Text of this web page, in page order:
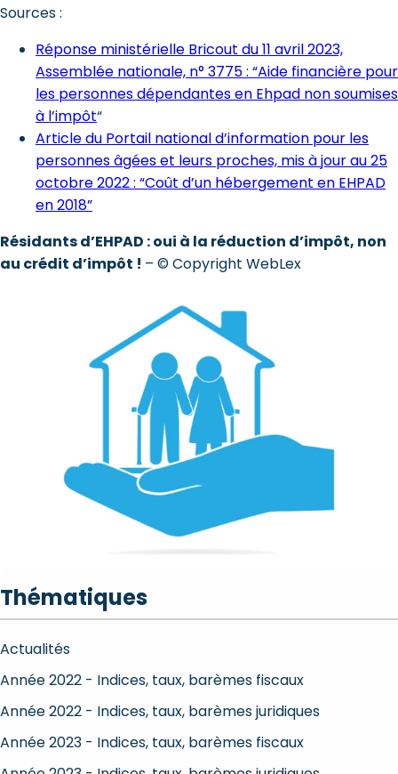
Sources :
Réponse ministérielle Bricout du 11 avril 2023,
Assemblée nationale, n° 3775 : “Aide financière pour
les personnes dépendantes en Ehpad non soumises
à l’impôt“
Article du Portail national d’information pour les
personnes âgées et leurs proches, mis à jour au 25
octobre 2022 : “Coût d’un hébergement en EHPAD
en 2018”
Résidants d’EHPAD : oui à la réduction d’impôt, non
au crédit d’impôt ! – © Copyright WebLex
Thématiques
Actualités
Année 2022 - Indices, taux, barèmes fiscaux
Année 2022 - Indices, taux, barèmes juridiques
Année 2023 - Indices, taux, barèmes fiscaux